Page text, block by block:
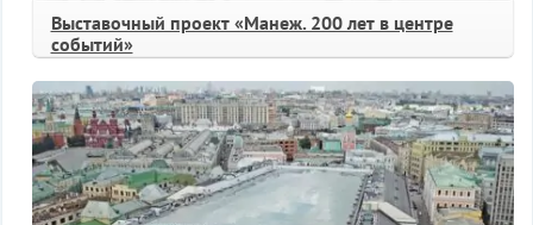
Выставочный проект «Манеж. 200 лет в центре
событий»